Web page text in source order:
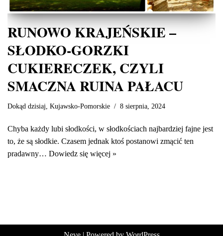
RUNOWO KRAJEŃSKIE –
SŁODKO-GORZKI
CUKIERECZEK, CZYLI
SMACZNA RUINA PAŁACU
Dokąd dzisiaj, Kujawsko-Pomorskie 8 sierpnia, 2024
Chyba każdy lubi słodkości, w słodkościach najbardziej fajne jest
to, że są słodkie. Czasem jednak ktoś postanowi zmącić ten
pradawny… Dowiedz się więcej »